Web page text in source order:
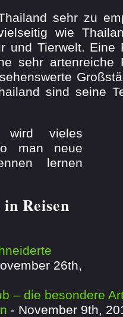
sehr zu
wie
und Tierwelt. Eine
sehr artenreiche
sind seine
wird vieles
man neue
lernen
Reisen
26th,
– die besondere
- November 9th,